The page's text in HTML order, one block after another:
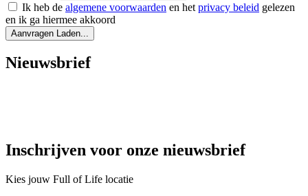
Ik heb de algemene voorwaarden en het privacy beleid gelezen
en ik ga hiermee akkoord
Aanvragen Laden...
Nieuwsbrief
Inschrijven voor onze nieuwsbrief
Kies jouw Full of Life locatie